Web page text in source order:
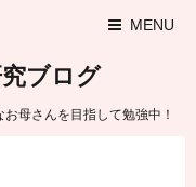
MENU
ブログ
母さんを目指して勉強中！